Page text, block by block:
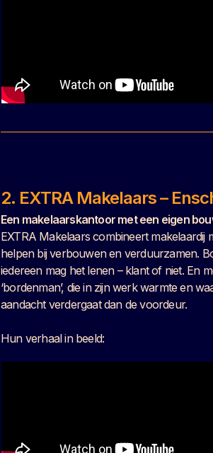
2. EXTRA Makelaars –
Een makelaarskantoor met een eigen
EXTRA Makelaars combineert
helpen bij verbouwen en verduurzamen.
iedereen mag het lenen – klant of niet. En
‘bordenman’, die in zijn werk warmte en
aandacht verdergaat dan de voordeur.
Hun verhaal in beeld: